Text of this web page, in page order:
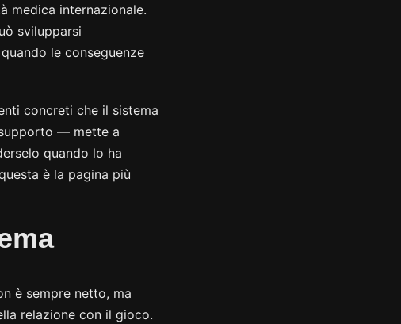
medica internazionale.
svilupparsi
le conseguenze
concreti che il sistema
— mette a
quando lo ha
è la pagina più
è sempre netto, ma
relazione con il gioco.